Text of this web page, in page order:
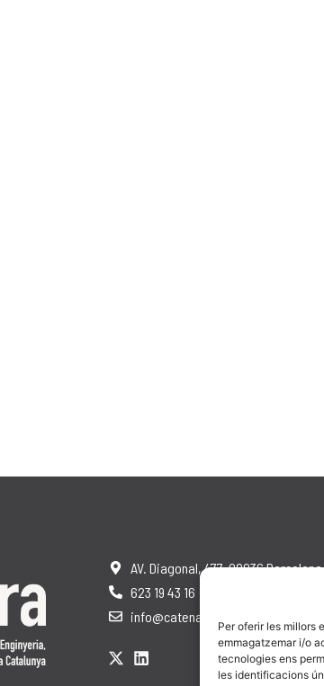
Per oferir les millors
emmagatzemar i/o
tecnologies ens
les identificacions
AV. Diagonal, 477, 08036 Barcelona
623 19 43 16
info@catenara.cat